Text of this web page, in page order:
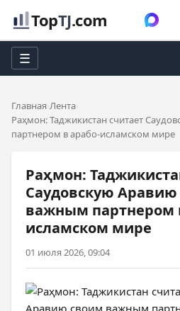
TopTJ.com
☰
Главная Лента
Раҳмон: Таджикистан считает
партнером в арабо-исламском мире
Раҳмон:
Саудовскую
важным партнером
исламском мире
01 июля 2026, 09:04